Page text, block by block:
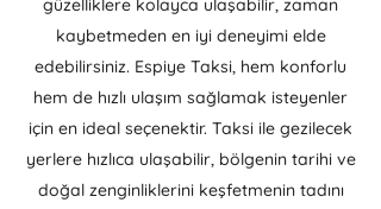
güzelliklere kolayca ulaşabilir, zaman
kaybetmeden en iyi deneyimi elde
edebilirsiniz. Espiye Taksi, hem konforlu
hem de hızlı ulaşım sağlamak isteyenler
için en ideal seçenektir. Taksi ile gezilecek
yerlere hızlıca ulaşabilir, bölgenin tarihi ve
doğal zenginliklerini keşfetmenin tadını